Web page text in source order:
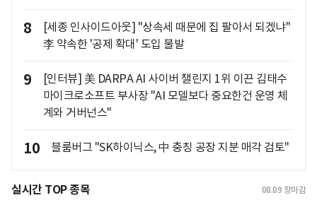
8
[세종 인사이드아웃] "상속세 때문에 집 팔아서 되겠냐"
李 약속한 '공제 확대' 도입 불발
9
[인터뷰] 美 DARPA AI 사이버 챌린지 1위 이끈 김태수
마이크로소프트 부사장 "AI 모델보다 중요한건 운영 체
계와 거버넌스"
10 블룸버그 "SK하이닉스, 中 충칭 공장 지분 매각 검토"
실시간 TOP 종목 08.09 장마감